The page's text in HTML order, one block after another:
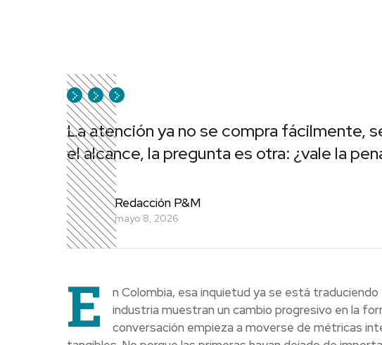
La atención ya no se compra fácilmente,
el alcance, la pregunta es otra: ¿vale la
Redacción P&M
mayo 8, 2026
E
n Colombia, esa inquietud ya se está
industria muestran un cambio progresivo en la
conversación empieza a moverse de métricas